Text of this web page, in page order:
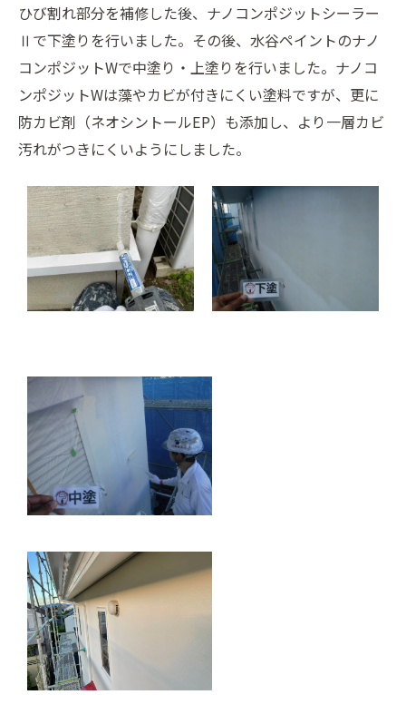
ひび割れ部分を補修した後、ナノコンポジットシーラー
Ⅱで下塗りを行いました。その後、水谷ペイントのナノ
コンポジットWで中塗り・上塗りを行いました。ナノコ
ンポジットWは藻やカビが付きにくい塗料ですが、更に
防カビ剤（ネオシントールEP）も添加し、より一層カビ
汚れがつきにくいようにしました。